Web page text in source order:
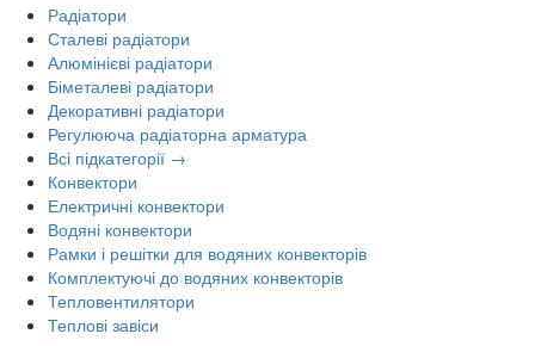
Радіатори
Сталеві радіатори
Алюмінієві радіатори
Біметалеві радіатори
Декоративні радіатори
Регулююча радіаторна арматура
Всі підкатегорії →
Конвектори
Електричні конвектори
Водяні конвектори
Рамки і решітки для водяних конвекторів
Комплектуючі до водяних конвекторів
Тепловентилятори
Теплові завіси